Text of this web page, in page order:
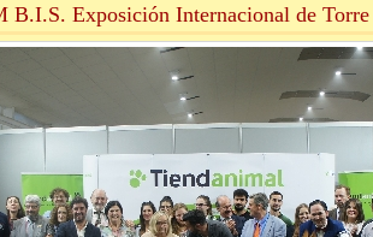
B.I.S. Exposición Internacional de Torre